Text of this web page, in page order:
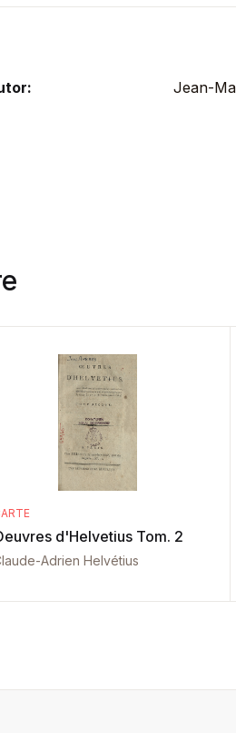
Jean-
d'Helvetius Tom. 2
Adrien Helvétius